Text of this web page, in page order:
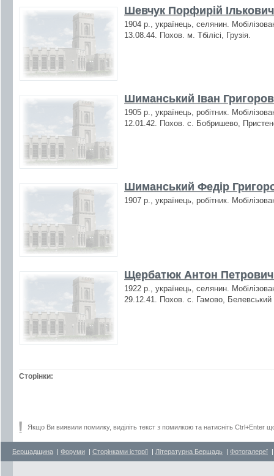
Шевчук Порфирій
1904 р., українець, селянин.
13.08.44. Похов. м. Тбілісі, Грузія.
Шиманський Іван
1905 р., українець, робітник.
12.01.42. Похов. с. Бобришево,
Шиманський Федір
1907 р., українець, робітник.
Щербатюк Антон Петрович
1922 р., українець, селянин.
29.12.41. Похов. с. Гамово, Белевський
Сторінки:
Якщо Ви виявили помилку, виділіть текст з помилкою та натисніть Ctrl+Enter
Бершадщина | Форуми | Сторінками історії | Літературна Бершадь | Фотогалереї